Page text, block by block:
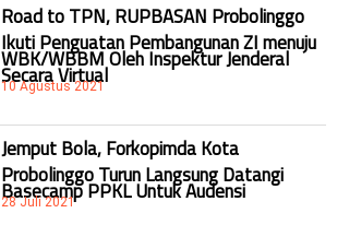
Road to TPN, RUPBASAN Probolinggo
Ikuti Penguatan Pembangunan ZI menuju
WBK/WBBM Oleh Inspektur Jenderal
Secara Virtual
10 Agustus 2021
Jemput Bola, Forkopimda Kota
Probolinggo Turun Langsung Datangi
Basecamp PPKL Untuk Audensi
28 Juli 2021